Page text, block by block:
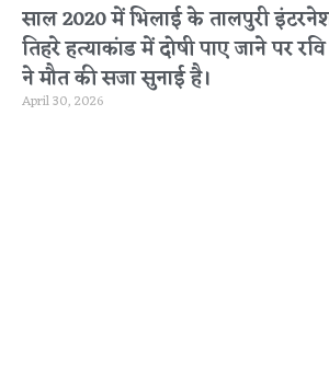
साल 2020 में भिलाई के तालपुरी
तिहरे हत्याकांड में दोषी पाए जाने पर
ने मौत की सजा सुनाई है।
April 30, 2026